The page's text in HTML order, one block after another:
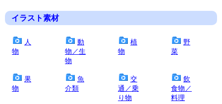
イラスト素材
人
物
動
物／生
物
植
物
野
菜
果
物
魚
介類
交
通／乗
り物
飲
食物／
料理